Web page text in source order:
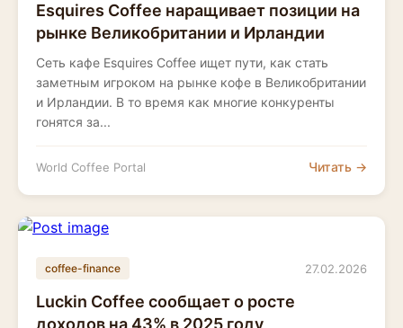
Esquires Coffee наращивает позиции на
рынке Великобритании и Ирландии
Сеть кафе Esquires Coffee ищет пути, как стать
заметным игроком на рынке кофе в Великобритании
и Ирландии. В то время как многие конкуренты
гонятся за...
World Coffee Portal Читать →
coffee-finance 27.02.2026
Luckin Coffee сообщает о росте
доходов на 43% в 2025 году